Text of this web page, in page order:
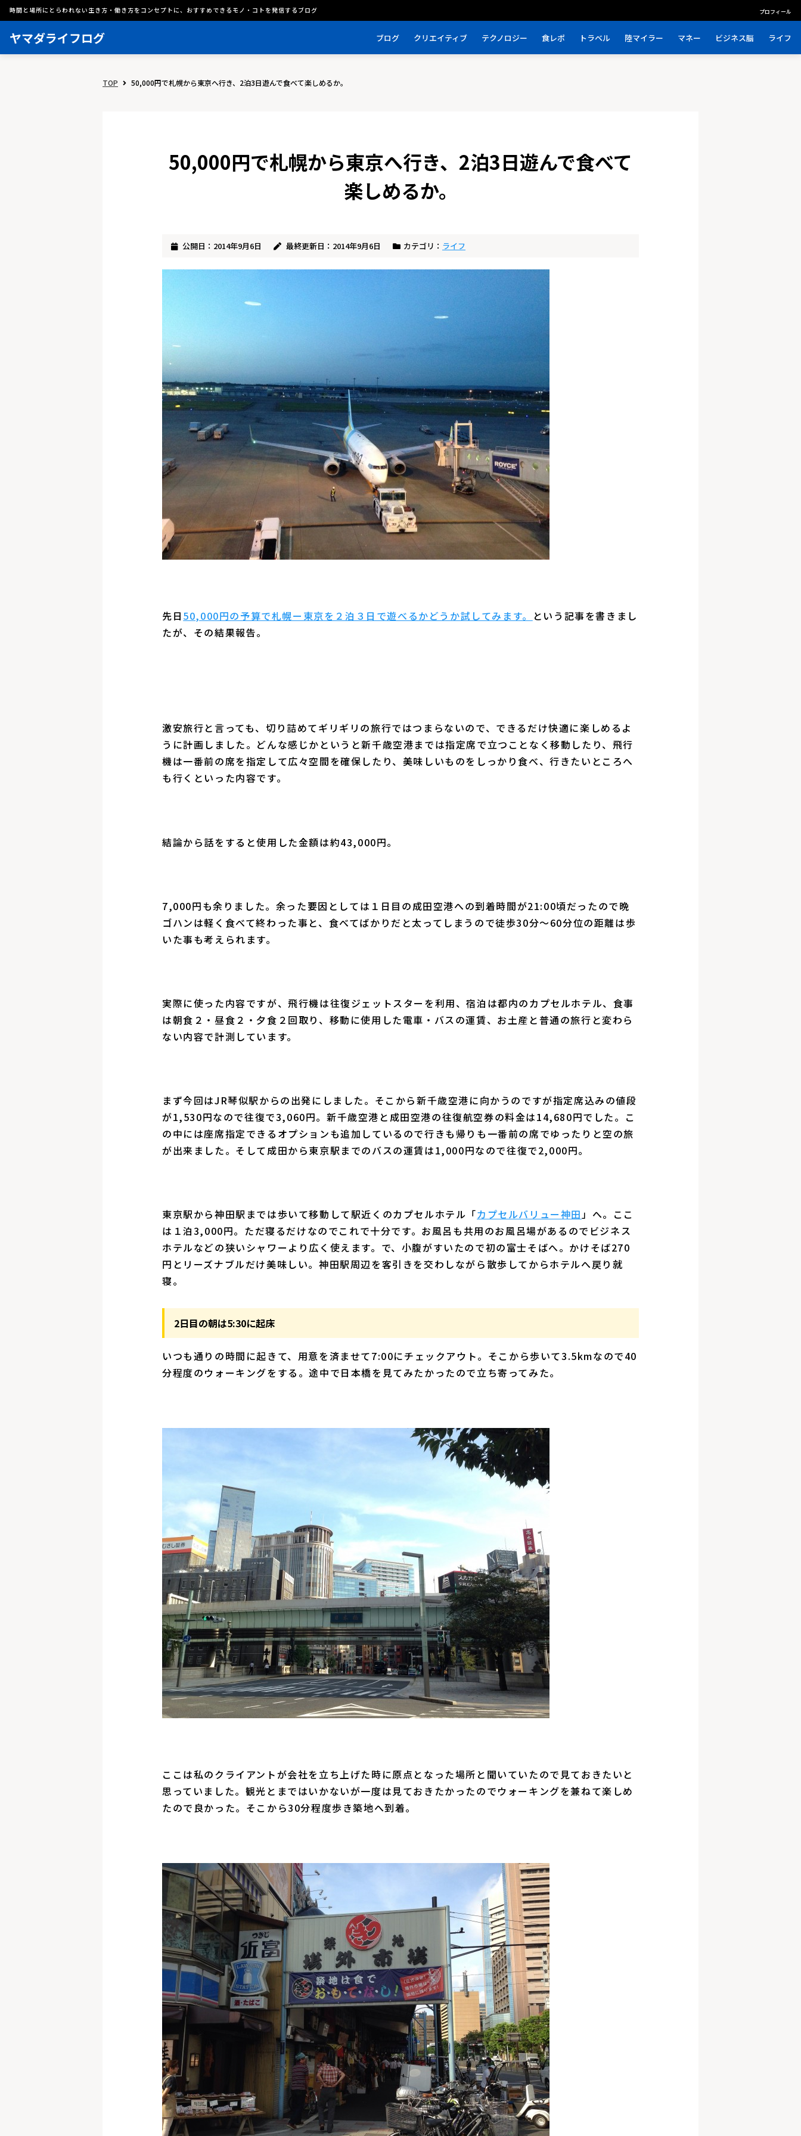
時間と場所にとらわれない生き方・働き方をコンセプトに、おすすめできるモノ・コトを発信するブログ プロフィール
ヤマダライフログ ブログ クリエイティブ テクノロジー 食レポ トラベル 陸マイラー マネー ビジネス脳 ライフ
TOP 50,000円で札幌から東京へ行き、2泊3日遊んで食べて楽しめるか。
50,000円で札幌から東京へ行き、2泊3日遊んで食べて
楽しめるか。
公開日：2014年9月6日 最終更新日：2014年9月6日 カテゴリ： ライフ
先日 50,000円の予算で札幌ー東京を２泊３日で遊べるかどうか試してみます。
という記事を書きまし
たが、その結果報告。
激安旅行と言っても、切り詰めてギリギリの旅行ではつまらないので、できるだけ快適に楽しめるよ
うに計画しました。どんな感じかというと新千歳空港までは指定席で立つことなく移動したり、飛行
機は一番前の席を指定して広々空間を確保したり、美味しいものをしっかり食べ、行きたいところへ
も行くといった内容です。
結論から話をすると使用した金額は約43,000円。
7,000円も余りました。余った要因としては１日目の成田空港への到着時間が21:00頃だったので晩
ゴハンは軽く食べて終わった事と、食べてばかりだと太ってしまうので徒歩30分〜60分位の距離は歩
いた事も考えられます。
実際に使った内容ですが、飛行機は往復ジェットスターを利用、宿泊は都内のカプセルホテル、食事
は朝食２・昼食２・夕食２回取り、移動に使用した電車・バスの運賃、お土産と普通の旅行と変わら
ない内容で計測しています。
まず今回はJR琴似駅からの出発にしました。そこから新千歳空港に向かうのですが指定席込みの値段
が1,530円なので往復で3,060円。新千歳空港と成田空港の往復航空券の料金は14,680円でした。こ
の中には座席指定できるオプションも追加しているので行きも帰りも一番前の席でゆったりと空の旅
が出来ました。そして成田から東京駅までのバスの運賃は1,000円なので往復で2,000円。
東京駅から神田駅までは歩いて移動して駅近くのカプセルホテル「カプセルバリュー神田」へ。ここ
は１泊3,000円。ただ寝るだけなのでこれで十分です。お風呂も共用のお風呂場があるのでビジネス
ホテルなどの狭いシャワーより広く使えます。で、小腹がすいたので初の富士そばへ。かけそば270
円とリーズナブルだけ美味しい。神田駅周辺を客引きを交わしながら散歩してからホテルへ戻り就
寝。
2日目の朝は5:30に起床
いつも通りの時間に起きて、用意を済ませて7:00にチェックアウト。そこから歩いて3.5kmなので40
分程度のウォーキングをする。途中で日本橋を見てみたかったので立ち寄ってみた。
ここは私のクライアントが会社を立ち上げた時に原点となった場所と聞いていたので見ておきたいと
思っていました。観光とまではいかないが一度は見ておきたかったのでウォーキングを兼ねて楽しめ
たので良かった。そこから30分程度歩き築地へ到着。